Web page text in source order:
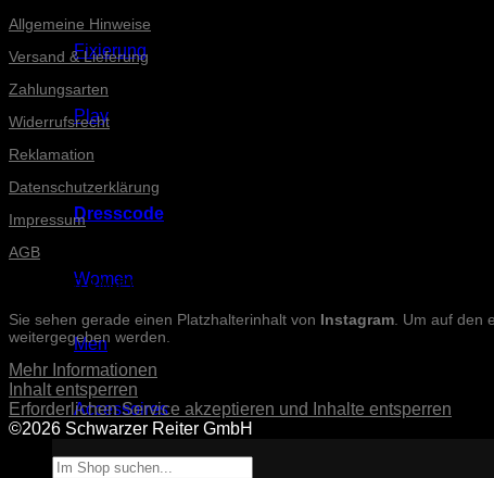
Fixierung
Play
Dresscode
Women
Men
Accessoires
Allgemeine Hinweise
Versand & Lieferung
Zahlungsarten
Widerrufsrecht
Reklamation
Datenschutzerklärung
Impressum
AGB
INSTAGRAM-POSTS
Sie sehen gerade einen Platzhalterinhalt von Instagram . Um auf
weitergegeben werden.
Mehr Informationen
Inhalt entsperren
Erforderlichen Service akzeptieren und Inhalte entsperren
©2026 Schwarzer Reiter GmbH
Suche